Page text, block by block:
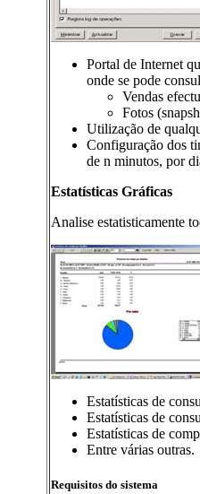
Portal de Internet
onde se pode
Vendas
Fotos
Utilização de
Configuração dos
de n minutos, por
Estatísticas Gráficas
Analise estatisticamente
Estatísticas de
Estatísticas de
Estatísticas de
Entre várias outras.
Requisitos do sistema